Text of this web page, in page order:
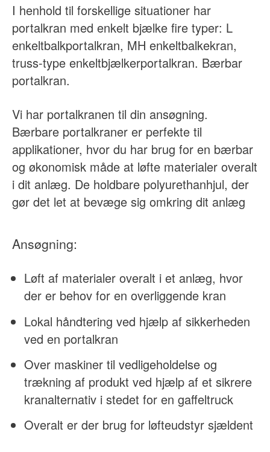
I henhold til forskellige situationer har
portalkran med enkelt bjælke fire typer: L
enkeltbalkportalkran, MH enkeltbalkekran,
truss-type enkeltbjælkerportalkran. Bærbar
portalkran.
Vi har portalkranen til din ansøgning.
Bærbare portalkraner er perfekte til
applikationer, hvor du har brug for en bærbar
og økonomisk måde at løfte materialer overalt
i dit anlæg. De holdbare polyurethanhjul, der
gør det let at bevæge sig omkring dit anlæg
Ansøgning:
Løft af materialer overalt i et anlæg, hvor
der er behov for en overliggende kran
Lokal håndtering ved hjælp af sikkerheden
ved en portalkran
Over maskiner til vedligeholdelse og
trækning af produkt ved hjælp af et sikrere
kranalternativ i stedet for en gaffeltruck
Overalt er der brug for løfteudstyr sjældent